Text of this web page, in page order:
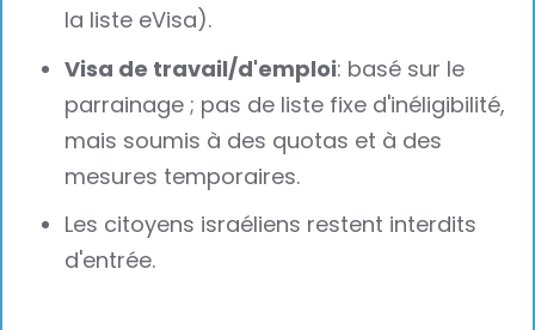
la liste eVisa).
Visa de travail/d'emploi: basé sur le
parrainage ; pas de liste fixe d'inéligibilité,
mais soumis à des quotas et à des
mesures temporaires.
Les citoyens israéliens restent interdits
d'entrée.